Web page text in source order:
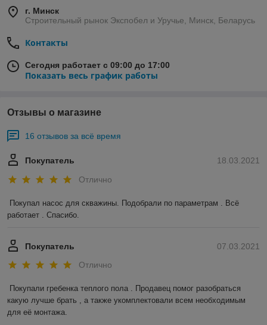
г. Минск
Строительный рынок Экспобел и Уручье, Минск, Беларусь
Контакты
Сегодня работает с 09:00 до 17:00
Показать весь график работы
Отзывы о магазине
16 отзывов за всё время
18.03.2021
Покупатель
Отлично
Покупал насос для скважины. Подобрали по параметрам . Всё
работает . Спасибо.
07.03.2021
Покупатель
Отлично
Покупали гребенка теплого пола . Продавец помог разобраться
какую лучше брать , а также укомплектовали всем необходимым
для её монтажа.